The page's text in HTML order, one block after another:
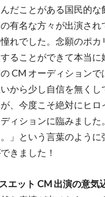
だことがある国民的な
有名な方々が出演され
れでした。念願のポカ
ることができて本当に
CM オーディションで
から少し自信を無くし
、今度こそ絶対にヒロ
ィションに臨みました
」という言葉のように
きました！
エット CM 出演の意気